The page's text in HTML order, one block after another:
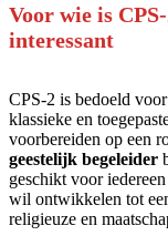
Voor wie is
interessant
CPS‑2 is bedoeld
klassieke en
voorbereiden op een
geestelijk begeleider
geschikt voor
wil ontwikkelen tot
religieuze en